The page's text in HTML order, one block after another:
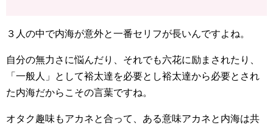
３人の中で内海が意外と一番セリフが長いんですよね。
自分の無力さに悩んだり、それでも六花に励まされたり、
「一般人」として裕太達を必要とし裕太達から必要とされ
た内海だからこその言葉ですね。
オタク趣味もアカネと合って、ある意味アカネと内海は共